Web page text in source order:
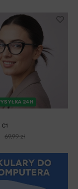
24H
69,99 zł